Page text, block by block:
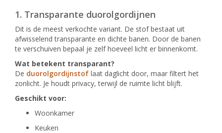
1. Transparante duorolgordijnen
Dit is de meest verkochte variant. De stof bestaat uit
afwisselend transparante en dichte banen. Door de banen
te verschuiven bepaal je zelf hoeveel licht er binnenkomt.
Wat betekent transparant?
De duorolgordijnstof laat daglicht door, maar filtert het
zonlicht. Je houdt privacy, terwijl de ruimte licht blijft.
Geschikt voor:
Woonkamer
Keuken